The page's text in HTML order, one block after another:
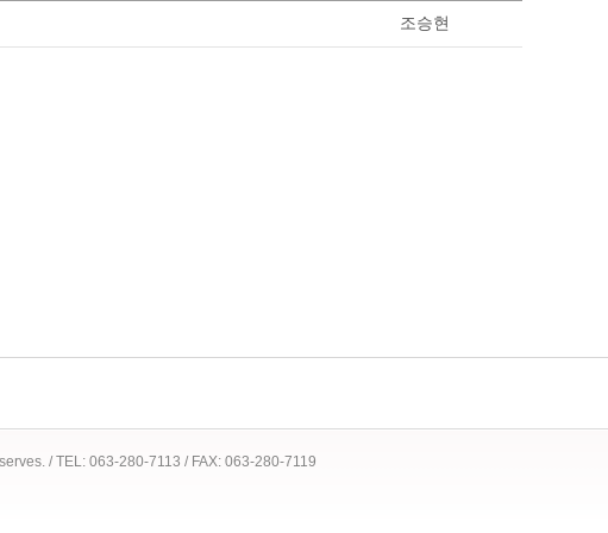
조승현
/ TEL: 063-280-7113 / FAX: 063-280-7119